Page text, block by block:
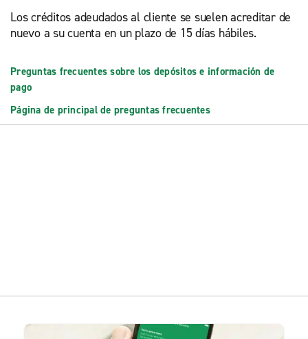
Los créditos adeudados al cliente se suelen acreditar de
nuevo a su cuenta en un plazo de 15 días hábiles.
Preguntas frecuentes sobre los depósitos e información de
pago
Página de principal de preguntas frecuentes